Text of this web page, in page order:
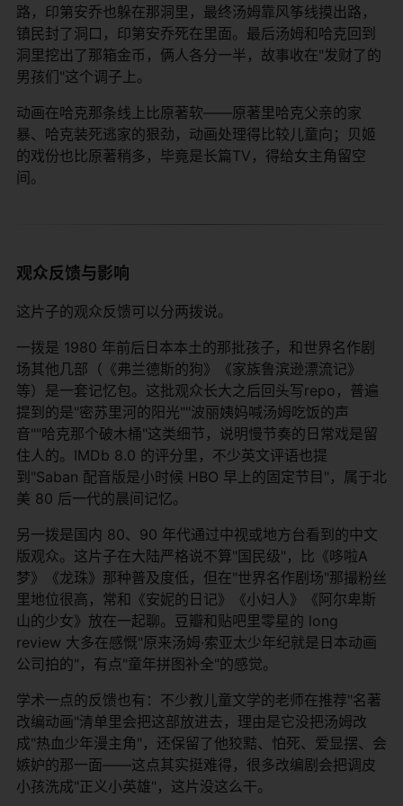
路，印第安乔也躲在那洞里，最终汤姆靠风筝线摸出路，
镇民封了洞口，印第安乔死在里面。最后汤姆和哈克回到
洞里挖出了那箱金币，俩人各分一半，故事收在"发财了的
男孩们"这个调子上。
动画在哈克那条线上比原著软——原著里哈克父亲的家
暴、哈克装死逃家的狠劲，动画处理得比较儿童向；贝姬
的戏份也比原著稍多，毕竟是长篇TV，得给女主角留空
间。
观众反馈与影响
这片子的观众反馈可以分两拨说。
一拨是 1980 年前后日本本土的那批孩子，和世界名作剧
场其他几部（《弗兰德斯的狗》《家族鲁滨逊漂流记》
等）是一套记忆包。这批观众长大之后回头写repo，普遍
提到的是"密苏里河的阳光""波丽姨妈喊汤姆吃饭的声
音""哈克那个破木桶"这类细节，说明慢节奏的日常戏是留
住人的。IMDb 8.0 的评分里，不少英文评语也提
到"Saban 配音版是小时候 HBO 早上的固定节目"，属于北
美 80 后一代的晨间记忆。
另一拨是国内 80、90 年代通过中视或地方台看到的中文
版观众。这片子在大陆严格说不算"国民级"，比《哆啦A
梦》《龙珠》那种普及度低，但在"世界名作剧场"那撮粉丝
里地位很高，常和《安妮的日记》《小妇人》《阿尔卑斯
山的少女》放在一起聊。豆瓣和贴吧里零星的 long
review 大多在感慨"原来汤姆·索亚太少年纪就是日本动画
公司拍的"，有点"童年拼图补全"的感觉。
学术一点的反馈也有：不少教儿童文学的老师在推荐"名著
改编动画"清单里会把这部放进去，理由是它没把汤姆改
成"热血少年漫主角"，还保留了他狡黠、怕死、爱显摆、会
嫉妒的那一面——这点其实挺难得，很多改编剧会把调皮
小孩洗成"正义小英雄"，这片没这么干。